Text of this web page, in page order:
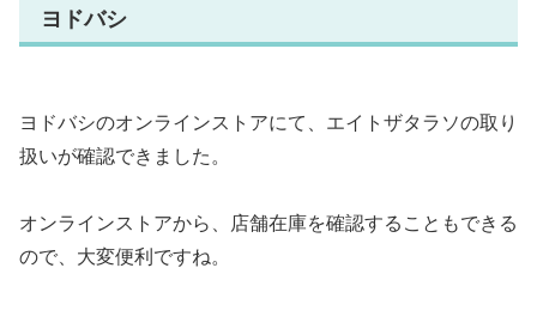
ヨドバシ
ヨドバシのオンラインストアにて、エイトザタラソの取り
扱いが確認できました。
オンラインストアから、店舗在庫を確認することもできる
ので、大変便利ですね。